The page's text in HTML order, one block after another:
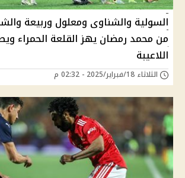
السولية والشناوى ومعلول وربيعة
من محمد رمضان يهز القلعة الحمراء
اللاعيبة
الثلاثاء 18/فبراير/2025 - 02:32 م